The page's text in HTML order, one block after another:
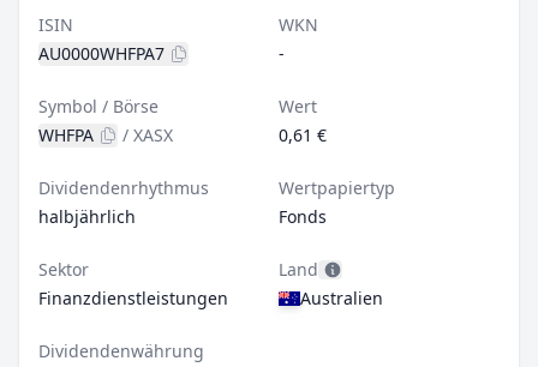
ISIN
AU0000WHFPA7
WKN
-
Symbol / Börse
WHFPA
/ XASX
Wert
0,61 €
Dividendenrhythmus
halbjährlich
Wertpapiertyp
Fonds
Sektor
Finanzdienstleistungen
Land
Australien
Dividendenwährung